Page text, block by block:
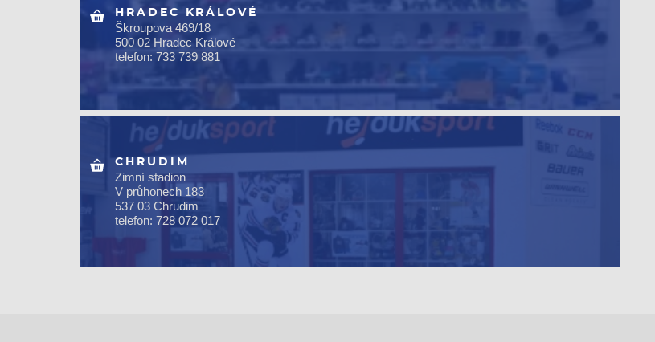
HRADEC KRÁLOVÉ
Škroupova 469/18
500 02 Hradec Králové
telefon: 733 739 881
CHRUDIM
Zimní stadion
V průhonech 183
537 03 Chrudim
telefon: 728 072 017